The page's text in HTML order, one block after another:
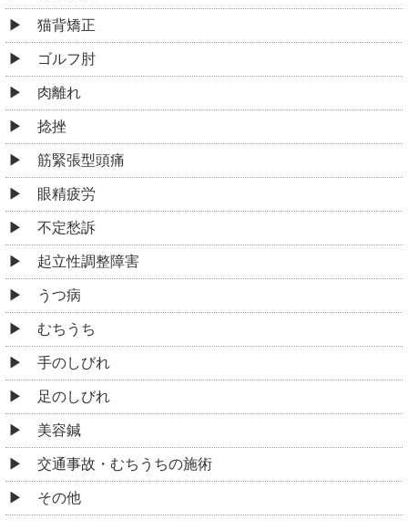
猫背矯正
ゴルフ肘
肉離れ
捻挫
筋緊張型頭痛
眼精疲労
不定愁訴
起立性調整障害
うつ病
むちうち
手のしびれ
足のしびれ
美容鍼
交通事故・むちうちの施術
その他